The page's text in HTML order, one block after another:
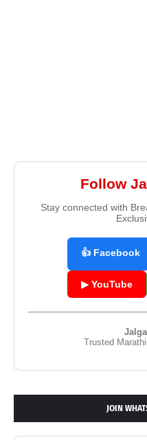
Follow
Stay connected with
👍 Facebook
▶ YouTube
Trusted
JOIN